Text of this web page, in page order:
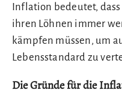
Inflation bedeutet,
ihren Löhnen immer
kämpfen müssen, um
Lebensstandard zu
Die Gründe für die